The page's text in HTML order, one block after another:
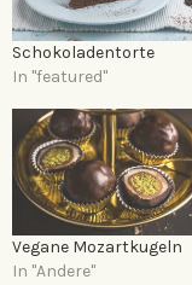
Schokoladentorte
In "featured"
Vegane Mozartkugeln
In "Andere"